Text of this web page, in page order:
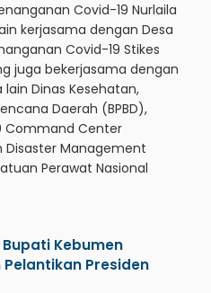
Covid-19 Nurlaila
kerjasama dengan Desa
Covid-19 Stikes
juga bekerjasama dengan
Dinas Kesehatan,
Daerah (BPBD),
Command Center
Management
Perawat Nasional
Kebumen
Presiden